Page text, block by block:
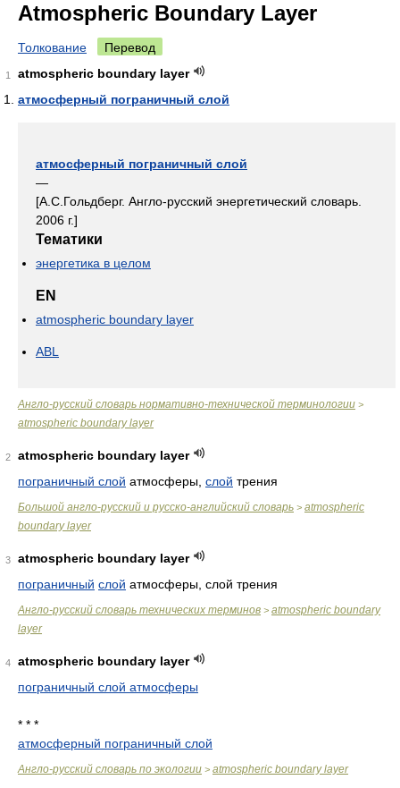
Atmospheric Boundary Layer
Толкование Перевод
1
atmospheric boundary layer
атмосферный пограничный слой
атмосферный пограничный слой
—
[А.С.Гольдберг. Англо-русский энергетический словарь.
2006 г.]
Тематики
энергетика в целом
EN
atmospheric boundary layer
ABL
Англо-русский словарь нормативно-технической терминологии >
atmospheric boundary layer
2
atmospheric boundary layer
пограничный слой атмосферы, слой трения
Большой англо-русский и русско-английский словарь > atmospheric
boundary layer
3
atmospheric boundary layer
пограничный слой атмосферы, слой трения
Англо-русский словарь технических терминов > atmospheric boundary
layer
4
atmospheric boundary layer
пограничный слой атмосферы
* * *
атмосферный пограничный слой
Англо-русский словарь по экологии > atmospheric boundary layer